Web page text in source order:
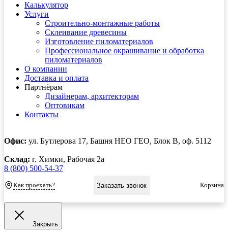
Калькулятор
Услуги
Строительно-монтажные работы
Склеивание древесины
Изготовление пиломатериалов
Профессиональное окрашивание и обработка
пиломатериалов
О компании
Доставка и оплата
Партнёрам
Дизайнерам, архитекторам
Оптовикам
Контакты
Офис: ул. Бутлерова 17, Башня НЕО ГЕО, Блок В, оф. 5112
Склад: г. Химки, Рабочая 2а
8 (800) 500-54-37
Как проехать? Заказать звонок Корзина
Закрыть